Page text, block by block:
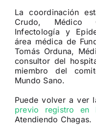
La coordinación
Crudo, Médico
Infectología y
área médica de
Tomás Orduna,
consultor del
miembro del
Mundo Sano.
Puede volver a ver
previo registro en
Atendiendo Chagas.